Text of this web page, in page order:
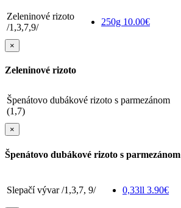
Zeleninové rizoto
/1,3,7,9/
250g 10.00€
×
Zeleninové rizoto
Špenátovo dubákové rizoto s parmezánom
(1,7)
×
Špenátovo dubákové rizoto s parmezánom
Slepačí vývar /1,3,7, 9/ 0,33ll 3.90€